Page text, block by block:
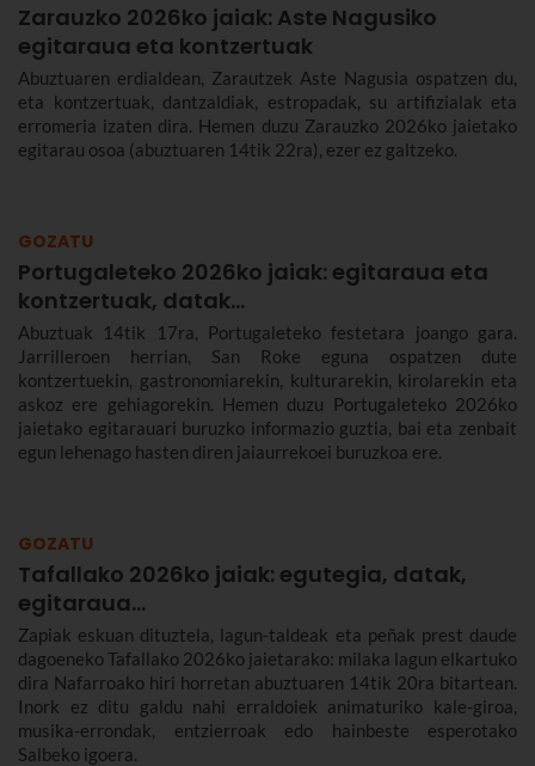
Zarauzko 2026ko jaiak: Aste Nagusiko
egitaraua eta kontzertuak
Abuztuaren erdialdean, Zarautzek Aste Nagusia ospatzen du,
eta kontzertuak, dantzaldiak, estropadak, su artifizialak eta
erromeria izaten dira. Hemen duzu Zarauzko 2026ko jaietako
egitarau osoa (abuztuaren 14tik 22ra), ezer ez galtzeko.
GOZATU
Portugaleteko 2026ko jaiak: egitaraua eta
kontzertuak, datak...
Abuztuak 14tik 17ra, Portugaleteko festetara joango gara.
Jarrilleroen herrian, San Roke eguna ospatzen dute
kontzertuekin, gastronomiarekin, kulturarekin, kirolarekin eta
askoz ere gehiagorekin. Hemen duzu Portugaleteko 2026ko
jaietako egitarauari buruzko informazio guztia, bai eta zenbait
egun lehenago hasten diren jaiaurrekoei buruzkoa ere.
GOZATU
Tafallako 2026ko jaiak: egutegia, datak,
egitaraua...
Zapiak eskuan dituztela, lagun-taldeak eta peñak prest daude
dagoeneko Tafallako 2026ko jaietarako: milaka lagun elkartuko
dira Nafarroako hiri horretan abuztuaren 14tik 20ra bitartean.
Inork ez ditu galdu nahi erraldoiek animaturiko kale-giroa,
musika-errondak, entzierroak edo hainbeste esperotako
Salbeko igoera.